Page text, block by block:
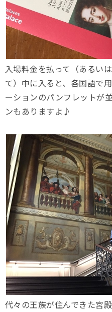
入場料金を払って（あるい
て）中に入ると、各国語で
ーションのパンフレットが
ンもありますよ♪
代々の王族が住んできた宮